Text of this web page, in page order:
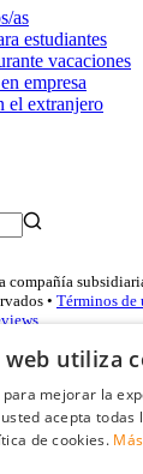
as
estudiantes
vacaciones
empresa
el extranjero
compañía
• Términos de
web utiliza
mejorar la
acepta todas
de cookies.